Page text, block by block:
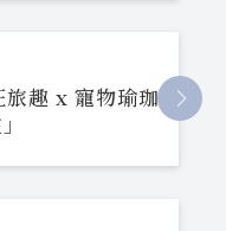
旅趣 x 寵物瑜珈